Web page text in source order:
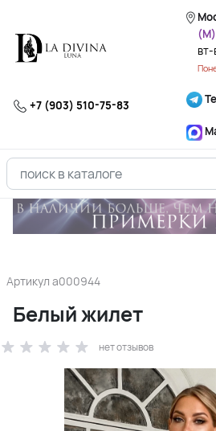
вт-
+7 (903) 510-75-83
Артикул a000944
Белый жилет
нет отзывов